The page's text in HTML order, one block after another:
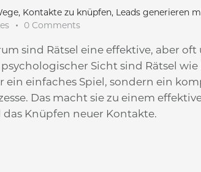
Kontakte zu knüpfen, Leads generieren
0 Comments
sind Rätsel eine effektive, aber
psychologischer Sicht sind Rätsel
ein einfaches Spiel, sondern ein
Das macht sie zu einem
das Knüpfen neuer Kontakte.